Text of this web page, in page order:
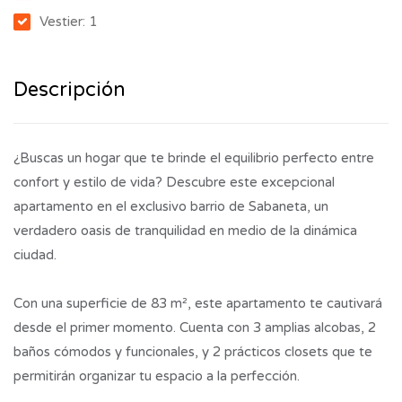
Vestier: 1
Descripción
¿Buscas un hogar que te brinde el equilibrio perfecto entre
confort y estilo de vida? Descubre este excepcional
apartamento en el exclusivo barrio de Sabaneta, un
verdadero oasis de tranquilidad en medio de la dinámica
ciudad.
Con una superficie de 83 m², este apartamento te cautivará
desde el primer momento. Cuenta con 3 amplias alcobas, 2
baños cómodos y funcionales, y 2 prácticos closets que te
permitirán organizar tu espacio a la perfección.